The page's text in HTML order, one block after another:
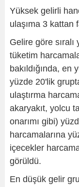
Yüksek gelirli
ulaşıma 3 kattan
Gelire göre
tüketim
bakıldığında,
yüzde 20'lik
ulaştırma
akaryakıt, yolcu
onarımı gibi)
harcamalarına
içecekler
görüldü.
En düşük gelir